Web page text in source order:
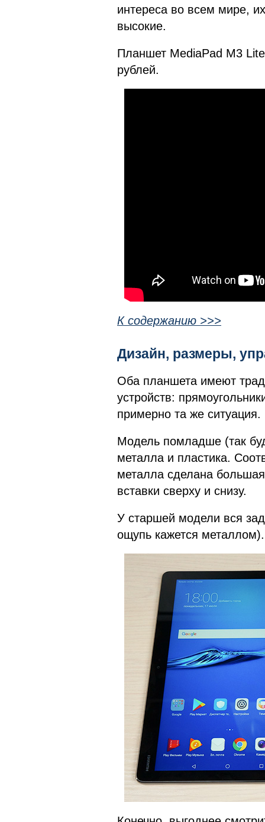
интереса во всем мире,
высокие.
Планшет MediaPad M3
рублей.
К содержанию >>>
Дизайн, размеры,
Оба планшета имеют
устройств:
примерно та же ситуация.
Модель помладше (так
металла и пластика.
металла сделана
вставки сверху и снизу.
У старшей модели вся
ощупь кажется